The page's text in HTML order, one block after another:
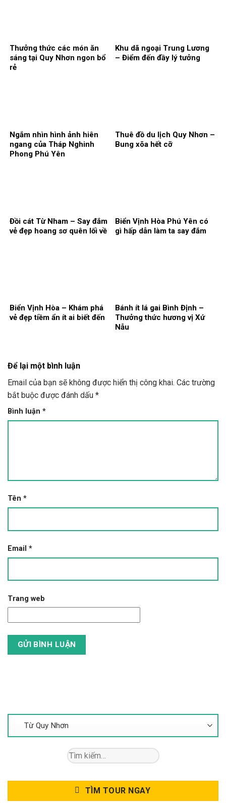
Thưởng thức các món ăn
sáng tại Quy Nhơn ngon bổ
rẻ
Khu dã ngoại Trung Lương
– Điểm đến đầy lý tưởng
Ngắm nhìn hình ảnh hiên
ngang của Tháp Nghinh
Phong Phú Yên
Thuê đồ du lịch Quy Nhơn –
Bung xõa hết cỡ
Đồi cát Từ Nham – Say đắm
vẻ đẹp hoang sơ quên lối về
Biển Vịnh Hòa Phú Yên có
gì hấp dẫn làm ta say đắm
Biển Vịnh Hòa – Khám phá
vẻ đẹp tiềm ẩn ít ai biết đến
Bánh ít lá gai Bình Định –
Thưởng thức hương vị Xứ
Nẫu
Để lại một bình luận
Email của bạn sẽ không được hiển thị công khai. Các trường
bắt buộc được đánh dấu *
Bình luận *
Tên *
Email *
Trang web
TÌM TOUR NGAY